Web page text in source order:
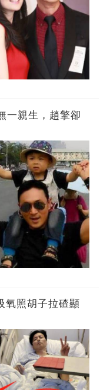
一親生，趙擎卻
氧照胡子拉碴顯